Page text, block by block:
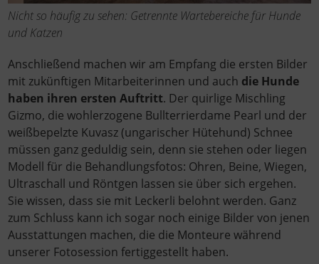
Nicht so häufig zu sehen: Getrennte Wartebereiche für Hunde
und Katzen
Anschließend machen wir am Empfang die ersten Bilder
mit zukünftigen Mitarbeiterinnen und auch die Hunde
haben ihren ersten Auftritt. Der quirlige Mischling
Gizmo, die wohlerzogene Bullterrierdame Pearl und der
weißbepelzte Kuvasz (ungarischer Hütehund) Schnee
müssen ganz geduldig sein, denn sie stehen oder liegen
Modell für die Behandlungsfotos: Ohren, Beine, Wiegen,
Ultraschall und Röntgen lassen sie über sich ergehen.
Sie wissen, dass sie mit Leckerli belohnt werden. Ganz
zum Schluss kann ich sogar noch einige Bilder von jenen
Ausstattungen machen, die die Monteure während
unserer Fotosession fertiggestellt haben.